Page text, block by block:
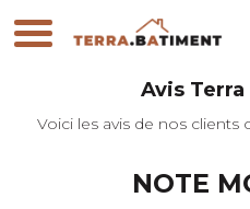
Avis
Voici les avis de nos clients
NOTE